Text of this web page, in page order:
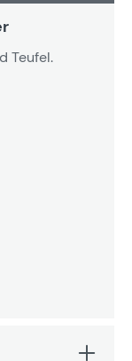
Teufel.